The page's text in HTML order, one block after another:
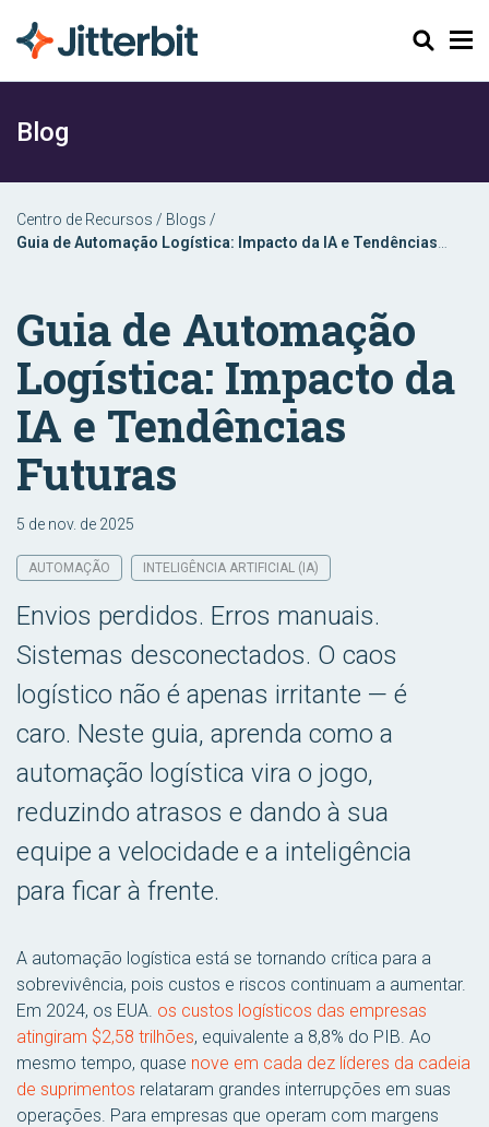
Pesquisar
Blog
Centro de Recursos / Blogs /
Guia de Automação Logística: Impacto da IA e Tendências
Guia de Automação
Logística: Impacto da
IA e Tendências
Futuras
5 de nov. de 2025
AUTOMAÇÃO INTELIGÊNCIA ARTIFICIAL (IA)
Envios perdidos. Erros manuais.
Sistemas desconectados. O caos
logístico não é apenas irritante — é
caro. Neste guia, aprenda como a
automação logística vira o jogo,
reduzindo atrasos e dando à sua
equipe a velocidade e a inteligência
para ficar à frente.
A automação logística está se tornando crítica para a
sobrevivência, pois custos e riscos continuam a aumentar.
Em 2024, os EUA. os custos logísticos das empresas
atingiram $2,58 trilhões, equivalente a 8,8% do PIB. Ao
mesmo tempo, quase nove em cada dez líderes da cadeia
de suprimentos relataram grandes interrupções em suas
operações. Para empresas que operam com margens